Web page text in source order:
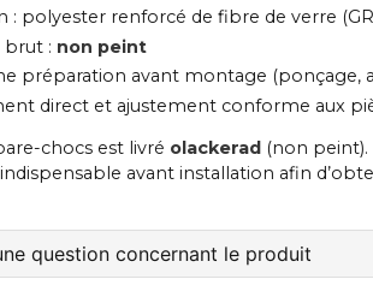
: polyester renforcé de fibre de verre
brut : non peint
préparation avant montage (ponçage,
direct et ajustement conforme aux
chocs est livré olackerad (non peint).
avant installation afin
question concernant le produit